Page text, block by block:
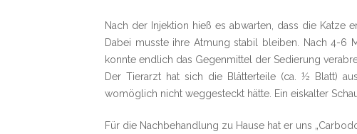
Nach der Injektion hieß es abwarten, dass die Katze
Dabei musste ihre Atmung stabil bleiben. Nach 4-6
konnte endlich das Gegenmittel der Sedierung
Der Tierarzt hat sich die Blätterteile (ca. ½ Blatt)
womöglich nicht weggesteckt hätte. Ein eiskalter
Für die Nachbehandlung zu Hause hat er uns